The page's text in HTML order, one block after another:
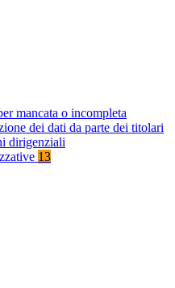
mancata o incompleta
dei dati da parte dei titolari
dirigenziali
13